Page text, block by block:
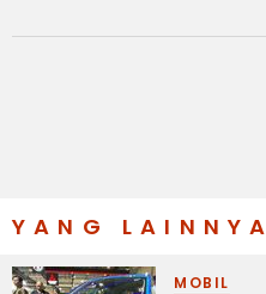
YANG LAINNYA
MOBIL